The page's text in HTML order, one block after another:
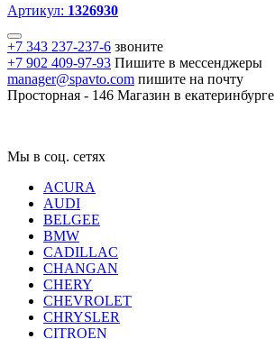
Артикул: 1326930
+7 343 237-237-6 звоните
+7 902 409-97-93 Пишите в мессенджеры
manager@spavto.com пишите на почту
Просторная - 146 Магазин в екатеринбурге
Мы в соц. сетях
ACURA
AUDI
BELGEE
BMW
CADILLAC
CHANGAN
CHERY
CHEVROLET
CHRYSLER
CITROEN